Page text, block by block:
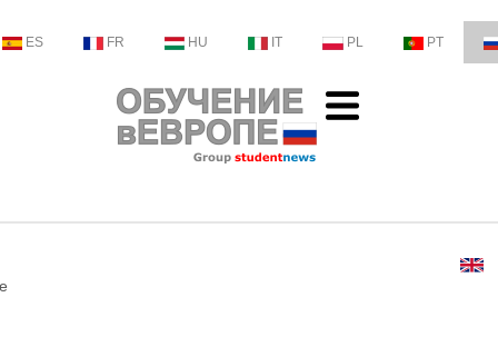
ES FR HU IT PL PT